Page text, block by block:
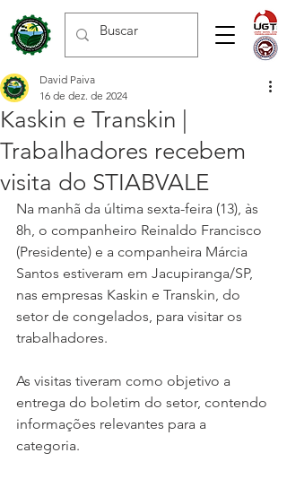
Kaskin e Transkin |
Trabalhadores recebem
visita do STIABVALE
David Paiva
16 de dez. de 2024
Na manhã da última sexta-feira (13), às
8h, o companheiro Reinaldo Francisco
(Presidente) e a companheira Márcia
Santos estiveram em Jacupiranga/SP,
nas empresas Kaskin e Transkin, do
setor de congelados, para visitar os
trabalhadores.
As visitas tiveram como objetivo a
entrega do boletim do setor, contendo
informações relevantes para a
categoria.